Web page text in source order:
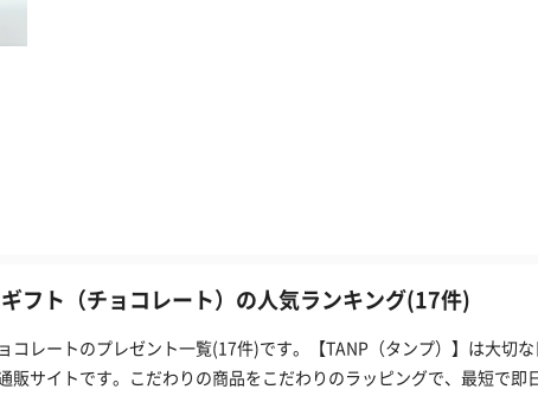
フト（チョコレート）の人気ランキング(17件)
コレートのプレゼント一覧(17件)です。【TANP（タンプ）】は大切
販サイトです。こだわりの商品をこだわりのラッピングで、最短で即